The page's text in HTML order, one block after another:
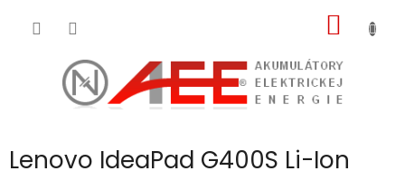
Lenovo IdeaPad G400S Li-Ion